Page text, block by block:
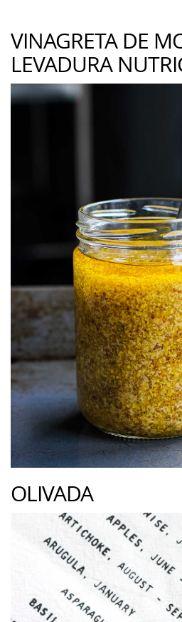
VINAGRETA DE
LEVADURA
OLIVADA